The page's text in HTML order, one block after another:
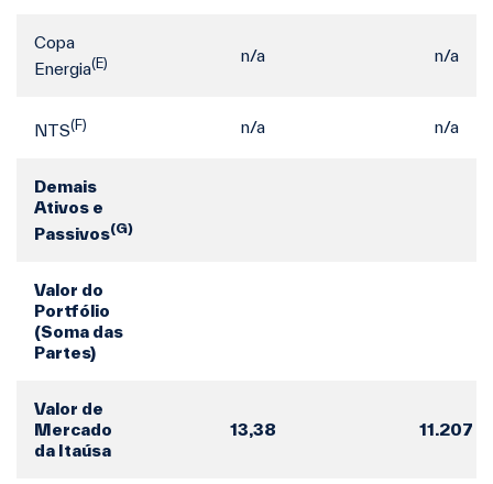
Copa
Energia(E) n/a n/a
NTS(F) n/a n/a
Demais
Ativos e
Passivos(G)
Valor do
Portfólio
(Soma das
Partes)
Valor de
Mercado
da Itaúsa
13,38 11.207